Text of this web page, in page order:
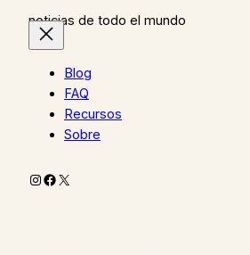
noticias de todo el mundo
Blog
FAQ
Recursos
Sobre
Instagram
Facebook
X